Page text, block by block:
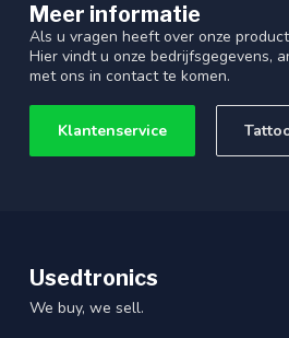
Meer informatie
Als u vragen heeft over onze
Hier vindt u onze bedrijfsgegevens,
met ons in contact te komen.
Klantenservice
Usedtronics
We buy, we sell.